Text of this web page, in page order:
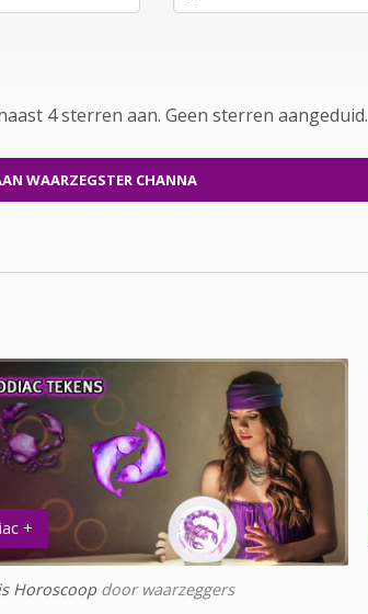
4 sterren aan. Geen sterren aangeduid.
WAARZEGSTER CHANNA
+
Horoscoopdoor waarzeggers